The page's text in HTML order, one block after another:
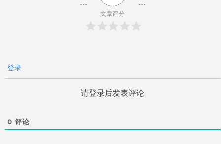
文章评分
登录
请登录后发表评论
0 评论